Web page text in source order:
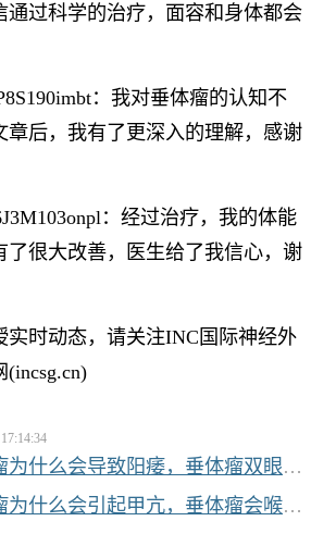
通过科学的治疗，面容和身体都会
：我对垂体瘤的认知不
章后，我有了更深入的理解，感谢
：经过治疗，我的体能
了很大改善，医生给了我信心，谢
实时动态，请关注INC国际神经外
什么会导致阳痿，垂体瘤双眼还是单眼模糊？
什么会引起甲亢，垂体瘤会喉咙恶心想吐吗？